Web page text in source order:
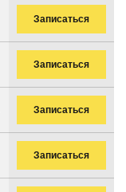
Записаться
Записаться
Записаться
Записаться